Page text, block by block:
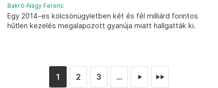
Bakró-Nagy Ferenc
Egy 2014-es kölcsönügyletben két és fél milliárd forintos
hűtlen kezelés megalapozott gyanúja miatt hallgatták ki.
1 2 3 ... ► ►►